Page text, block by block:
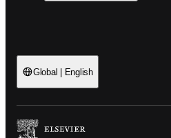
Global | English